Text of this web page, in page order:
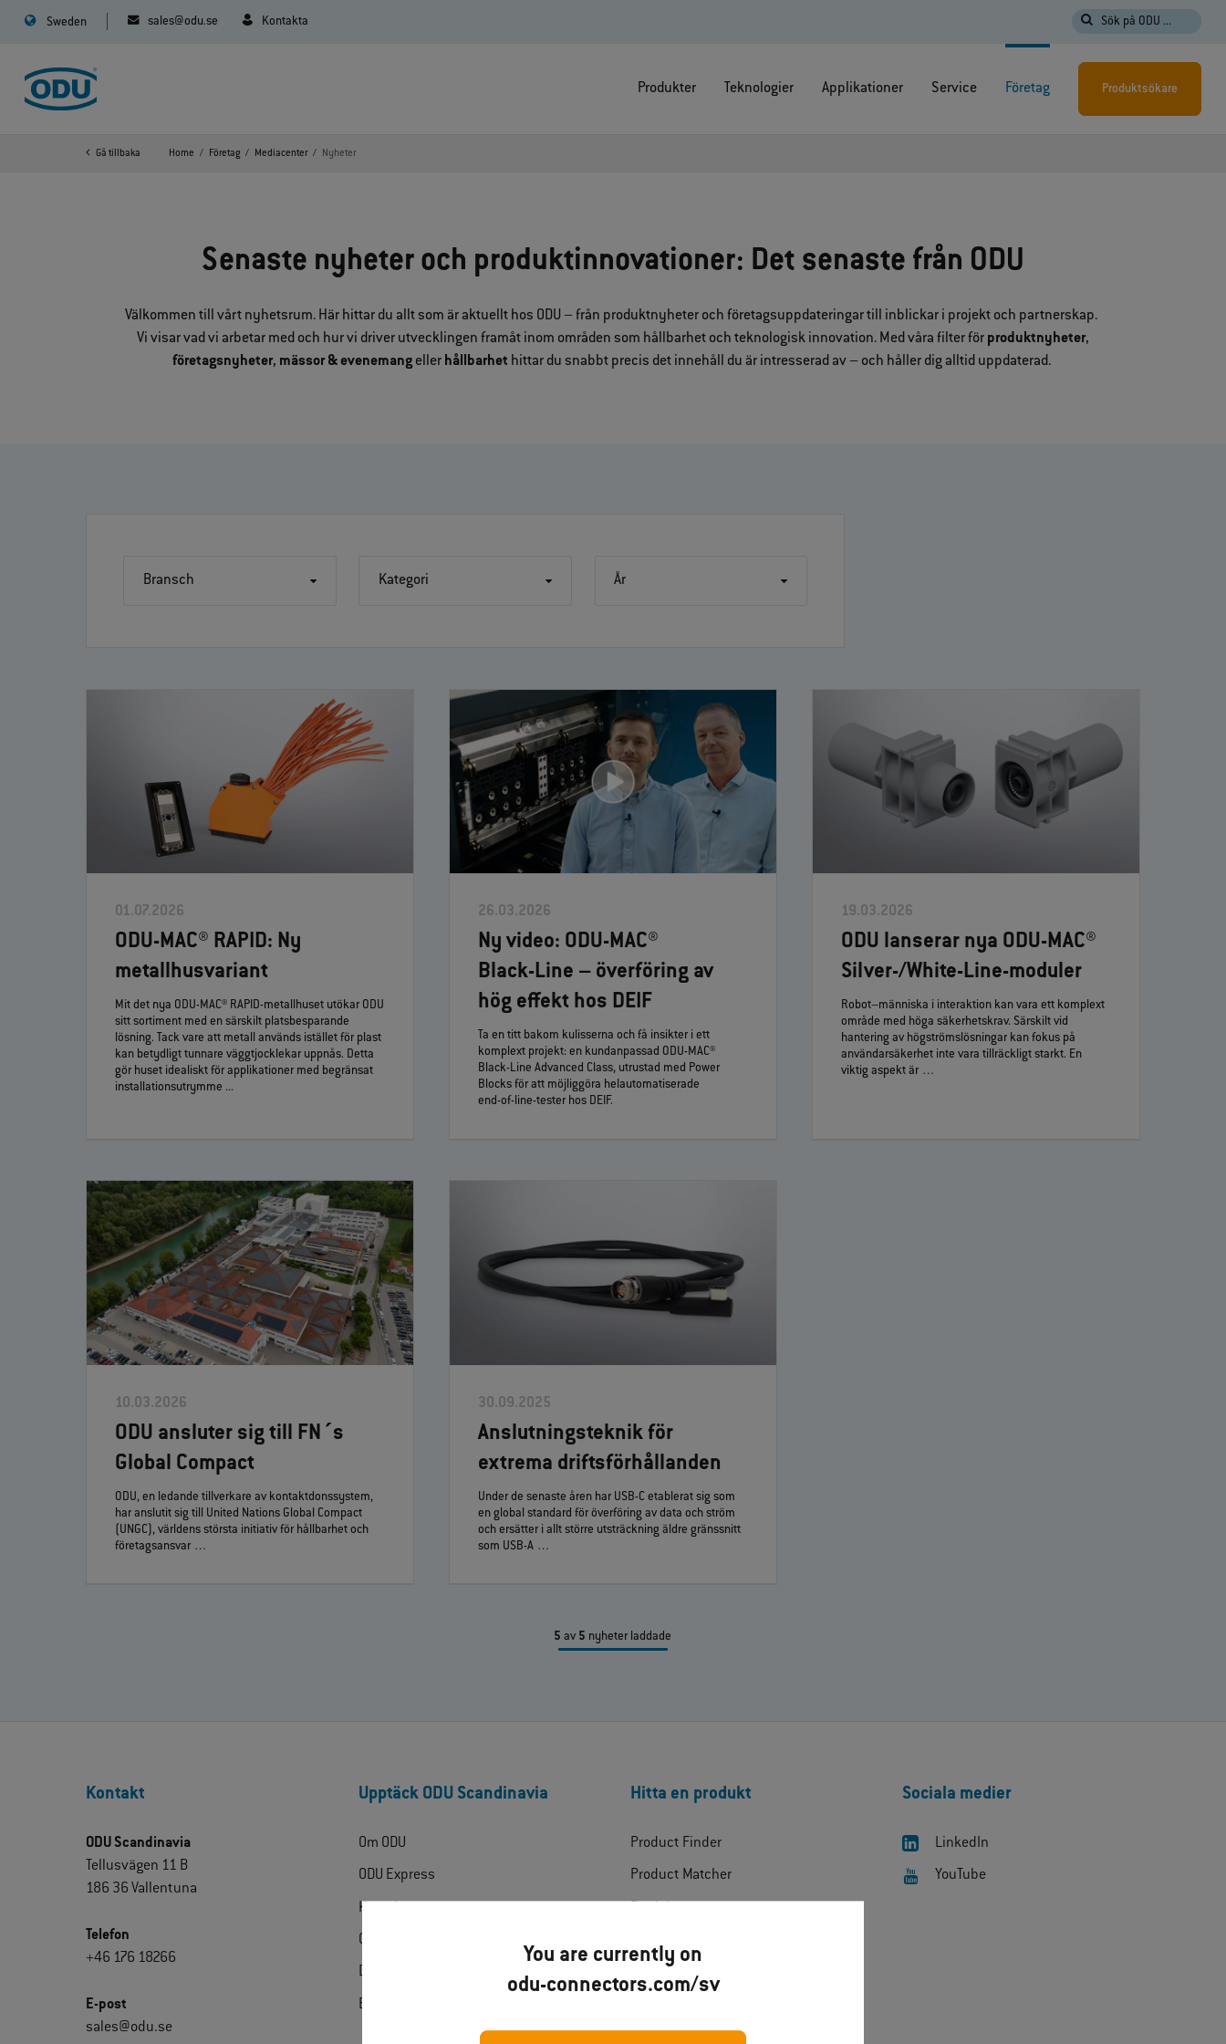
You are currently on
odu-connectors.com/sv
Sweden sales@odu.se Kontakta Sök på ODU ...
Produkter Teknologier Applikationer Service Företag Produktsökare
Gå tillbaka Home Företag Mediacenter Nyheter
Senaste nyheter och produktinnovationer: Det senaste från ODU
Välkommen till vårt nyhetsrum. Här hittar du allt som är aktuellt hos ODU – från produktnyheter och företagsuppdateringar till inblickar i projekt och partnerskap.
Vi visar vad vi arbetar med och hur vi driver utvecklingen framåt inom områden som hållbarhet och teknologisk innovation. Med våra filter för produktnyheter,
företagsnyheter, mässor & evenemangeller hållbarhet hittar du snabbt precis det innehåll du är intresserad av – och håller dig alltid uppdaterad.
Bransch Kategori År
01.07.2026
ODU-MAC® RAPID: Ny
metallhusvariant
Mit det nya ODU-MAC® RAPID-metallhuset utökar ODU
sitt sortiment med en särskilt platsbesparande
lösning. Tack vare att metall används istället för plast
kan betydligt tunnare väggtjocklekar uppnås. Detta
gör huset idealiskt för applikationer med begränsat
installationsutrymme ...
26.03.2026
Ny video: ODU‑MAC®
Black‑Line – överföring av
hög effekt hos DEIF
Ta en titt bakom kulisserna och få insikter i ett
komplext projekt: en kundanpassad ODU‑MAC®
Black‑Line Advanced Class, utrustad med Power
Blocks för att möjliggöra helautomatiserade
end‑of‑line‑tester hos DEIF.
19.03.2026
ODU lanserar nya ODU‑MAC®
Silver‑/White‑Line‑moduler
Robot–människa i interaktion kan vara ett komplext
område med höga säkerhetskrav. Särskilt vid
hantering av högströmslösningar kan fokus på
användarsäkerhet inte vara tillräckligt starkt. En
viktig aspekt är …
10.03.2026
ODU ansluter sig till FN´s
Global Compact
ODU, en ledande tillverkare av kontaktdonssystem,
har anslutit sig till United Nations Global Compact
(UNGC), världens största initiativ för hållbarhet och
företagsansvar …
30.09.2025
Anslutningsteknik för
extrema driftsförhållanden
Under de senaste åren har USB‑C etablerat sig som
en global standard för överföring av data och ström
och ersätter i allt större utsträckning äldre gränssnitt
som USB‑A …
5 av 5 nyheter laddade
Kontakt
ODU Scandinavia
Tellusvägen 11 B
186 36 Vallentuna
Telefon
+46 176 18266
E-post
sales@odu.se
Upptäck ODU Scandinavia
Om ODU
ODU Express
Kontakt
Certifikat
Downloads
Extranet
Hitta en produkt
Product Finder
Product Matcher
Applikationer
Sociala medier
LinkedIn
YouTube